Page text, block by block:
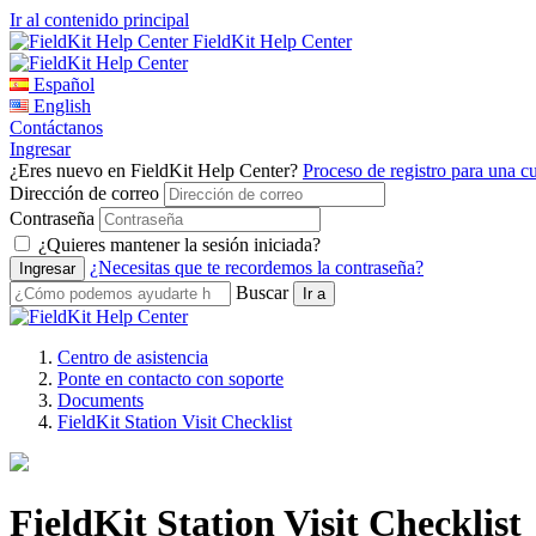
Ir al contenido principal
FieldKit Help Center
Español
English
Contáctanos
Ingresar
¿Eres nuevo en FieldKit Help Center? Proceso de registro para una
Dirección de correo
Contraseña
¿Quieres mantener la sesión iniciada?
¿Necesitas que te recordemos la contraseña?
Buscar
Centro de asistencia
Ponte en contacto con soporte
Documents
FieldKit Station Visit Checklist
FieldKit Station Visit Checklist